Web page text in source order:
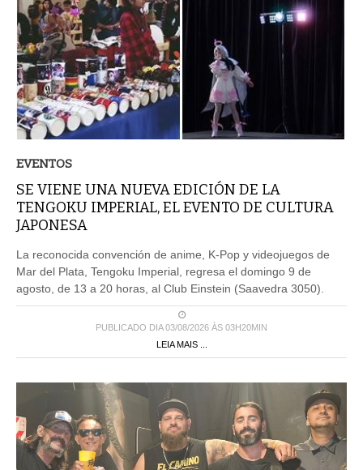
EVENTOS
SE VIENE UNA NUEVA EDICIÓN DE LA
TENGOKU IMPERIAL, EL EVENTO DE CULTURA
JAPONESA
La reconocida convención de anime, K-Pop y videojuegos de
Mar del Plata, Tengoku Imperial, regresa el domingo 9 de
agosto, de 13 a 20 horas, al Club Einstein (Saavedra 3050).
PUBLICADO DIA 03/08/2026 ÀS 03H20MIN
LEIA MAIS ...